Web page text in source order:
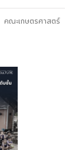
คณะเกษตรศาสตร์